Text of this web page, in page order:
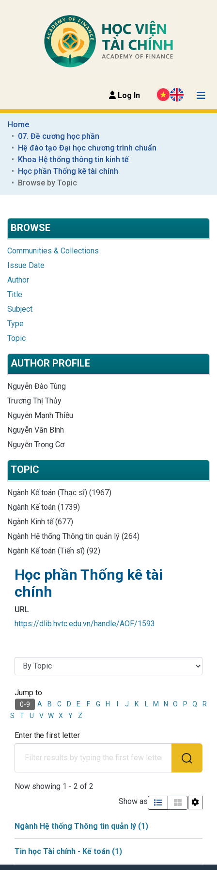
Log In
Home
07. Đề cương học phần
Hệ đào tạo Đại học chương trình chuẩn
Khoa Hệ thống thông tin kinh tế
Học phần Thống kê tài chính
Browse by Topic
BROWSE
Communities & Collections
Issue Date
Author
Title
Subject
Type
Topic
AUTHOR PROFILE
Nguyễn Đào Tùng
Trương Thị Thủy
Nguyễn Mạnh Thiều
Nguyễn Văn Bình
Nguyễn Trọng Cơ
TOPIC
Ngành Kế toán (Thạc sĩ) (1967)
Ngành Kế toán (1739)
Ngành Kinh tế (677)
Ngành Hệ thống Thông tin quản lý (264)
Ngành Kế toán (Tiến sĩ) (92)
Học phần Thống kê tài
chính
URL
https://dlib.hvtc.edu.vn/handle/AOF/1593
Browsing Học phần Thống
Jump to
0-9 A B C D E F G H J K L M N O P Q
R
S
T U V W X Y Z
Enter the first letter
Now showing 1 - 2 of 2
Show as
Ngành Hệ thống Thông tin quản lý (1)
Tin học Tài chính - Kế toán (1)